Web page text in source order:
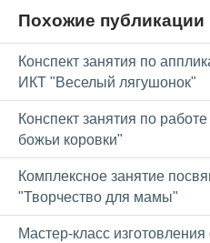
Похожие публикации
Конспект занятия по
ИКТ "Веселый лягушонок"
Конспект занятия по
божьи коровки"
Комплексное занятие
"Творчество для мамы"
Мастер-класс изготовления